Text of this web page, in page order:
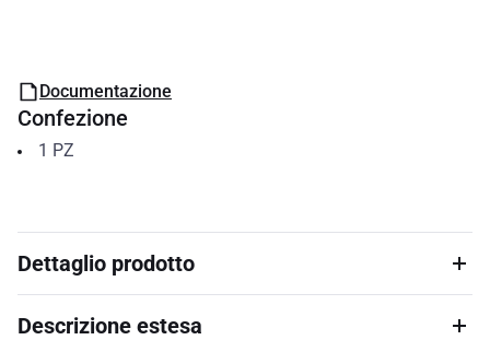
Documentazione
Confezione
1 PZ
Dettaglio prodotto
Descrizione estesa